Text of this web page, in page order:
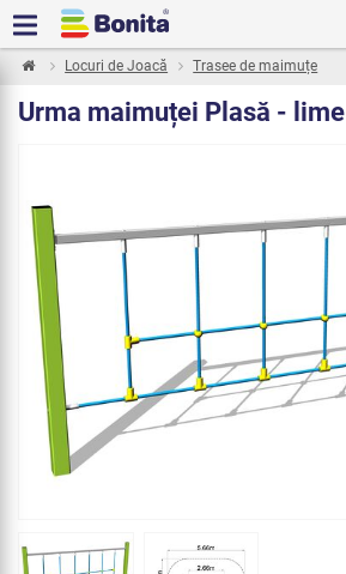
Locuri de Joacă Trasee de maimuțe
Urma maimuței Plasă - lime